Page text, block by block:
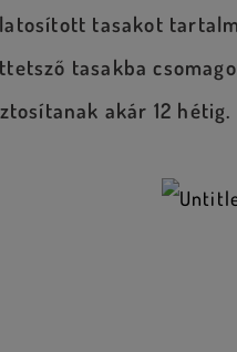
tasakot
tasakba
akár 12 hétig.